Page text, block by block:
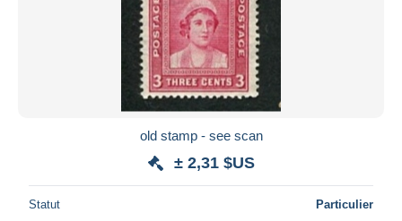
old stamp - see scan
± 2,31 $US
Statut Particulier